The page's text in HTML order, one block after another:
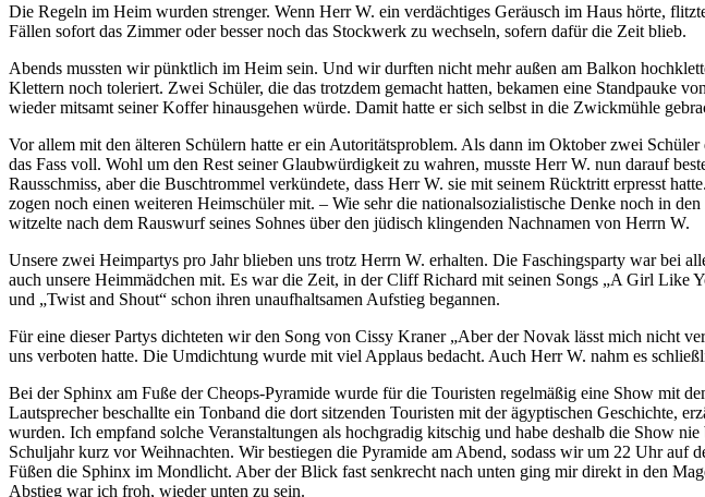
Die Regeln im Heim wurden strenger. Wenn Herr W. ein verdächtiges Geräusch im Haus hörte,
Fällen sofort das Zimmer oder besser noch das Stockwerk zu wechseln, sofern dafür die Zeit blieb.
Abends mussten wir pünktlich im Heim sein. Und wir durften nicht mehr außen am Balkon
Klettern noch toleriert. Zwei Schüler, die das trotzdem gemacht hatten, bekamen eine Standpauke
wieder mitsamt seiner Koffer hinausgehen würde. Damit hatte er sich selbst in die Zwickmühle
Vor allem mit den älteren Schülern hatte er ein Autoritätsproblem. Als dann im Oktober zwei
das Fass voll. Wohl um den Rest seiner Glaubwürdigkeit zu wahren, musste Herr W. nun darauf
Rausschmiss, aber die Buschtrommel verkündete, dass Herr W. sie mit seinem Rücktritt erpresst
zogen noch einen weiteren Heimschüler mit. – Wie sehr die nationalsozialistische Denke noch in
witzelte nach dem Rauswurf seines Sohnes über den jüdisch klingenden Nachnamen von Herrn W.
Unsere zwei Heimpartys pro Jahr blieben uns trotz Herrn W. erhalten. Die Faschingsparty war bei
auch unsere Heimmädchen mit. Es war die Zeit, in der Cliff Richard mit seinen Songs
A Girl Like
und
Twist and Shout
schon ihren unaufhaltsamen Aufstieg begannen.
Für eine dieser Partys dichteten wir den Song von Cissy Kraner
Aber der Novak lässt mich nicht
uns verboten hatte. Die Umdichtung wurde mit viel Applaus bedacht. Auch Herr W. nahm es
Bei der Sphinx am Fuße der Cheops-Pyramide wurde für die Touristen regelmäßig eine Show mit
Lautsprecher beschallte ein Tonband die dort sitzenden Touristen mit der ägyptischen Geschichte,
wurden. Ich empfand solche Veranstaltungen als hochgradig kitschig und habe deshalb die Show
Schuljahr kurz vor Weihnachten. Wir bestiegen die Pyramide am Abend, sodass wir um 22 Uhr
Füßen die Sphinx im Mondlicht. Aber der Blick fast senkrecht nach unten ging mir direkt in den
Abstieg war ich froh, wieder unten zu sein.